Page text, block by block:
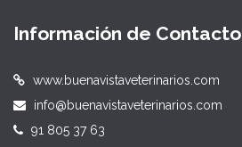
Información de Contacto
www.buenavistaveterinarios.com
info@buenavistaveterinarios.com
91 805 37 63